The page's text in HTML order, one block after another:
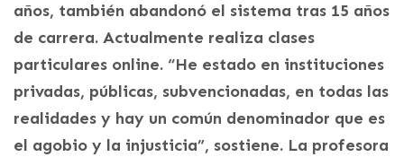
años, también abandonó el sistema tras 15 años
de carrera. Actualmente realiza clases
particulares online. “He estado en instituciones
privadas, públicas, subvencionadas, en todas las
realidades y hay un común denominador que es
el agobio y la injusticia”, sostiene. La profesora